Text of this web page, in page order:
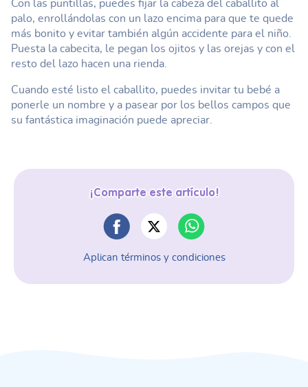
Con las puntillas, puedes fijar la cabeza del caballito al
palo, enrollándolas con un lazo encima para que te quede
más bonito y evitar también algún accidente para el niño.
Puesta la cabecita, le pegan los ojitos y las orejas y con el
resto del lazo hacen una rienda.
Cuando esté listo el caballito, puedes invitar tu bebé a
ponerle un nombre y a pasear por los bellos campos que
su fantástica imaginación puede apreciar.
¡Comparte este artículo!
Aplican términos y condiciones